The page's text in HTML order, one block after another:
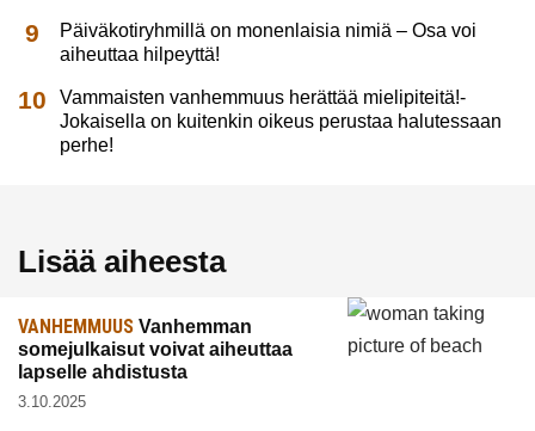
Päiväkotiryhmillä on monenlaisia nimiä – Osa voi
aiheuttaa hilpeyttä!
Vammaisten vanhemmuus herättää mielipiteitä!-
Jokaisella on kuitenkin oikeus perustaa halutessaan
perhe!
Lisää aiheesta
VANHEMMUUS Vanhemman
somejulkaisut voivat aiheuttaa
lapselle ahdistusta
3.10.2025